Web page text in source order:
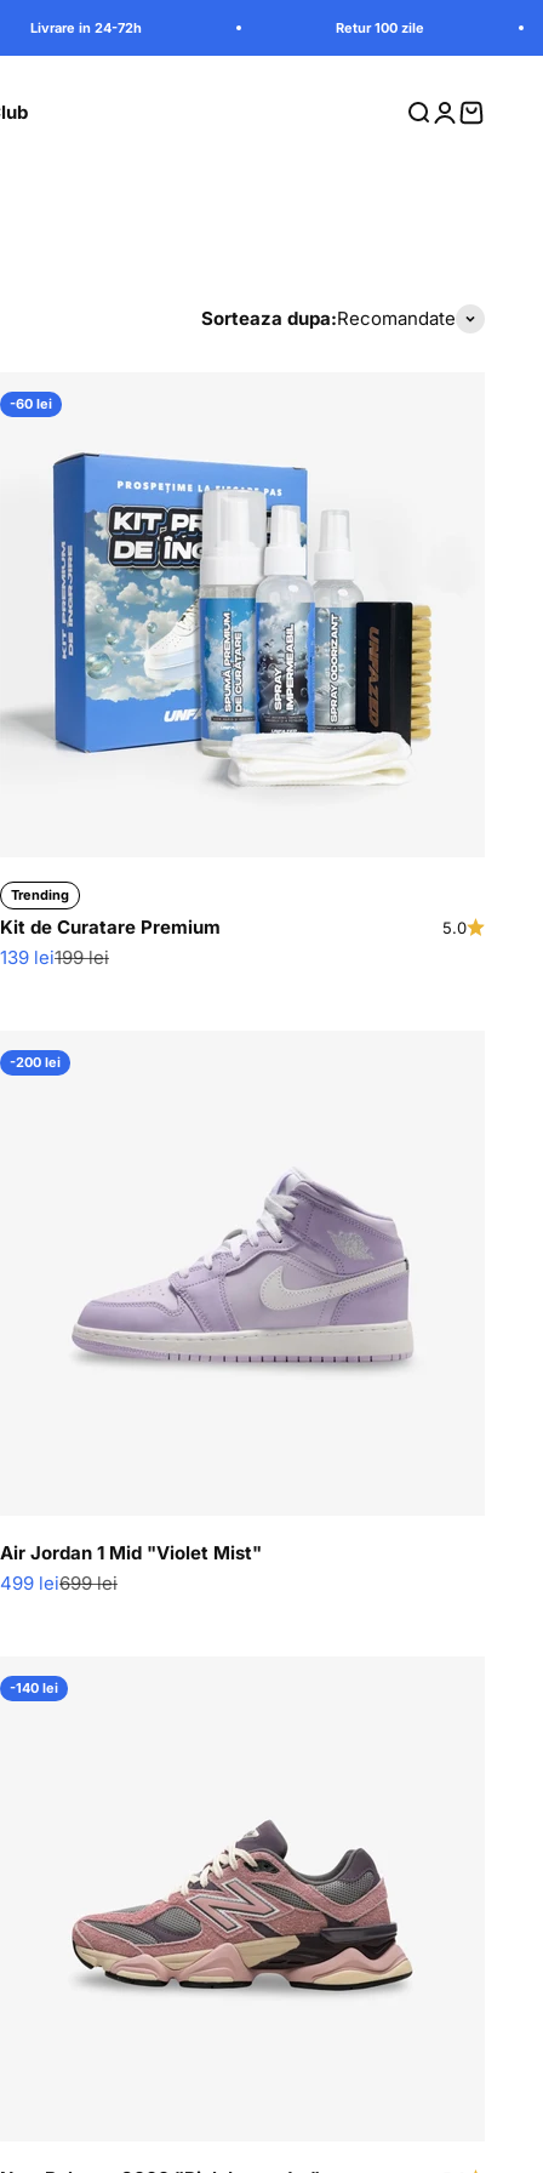
Retur 100 zile Livrare
Cauta in
Intra in
Vezi
Sorteaza dupa:Recomandate
-60 lei
Trending
Kit de Curatare Premium 5.0
Pret redus
139 leiPret normal
199 lei
-200 lei
Air Jordan 1 Mid "Violet Mist"
Pret redus
499 leiPret normal
699 lei
-140 lei